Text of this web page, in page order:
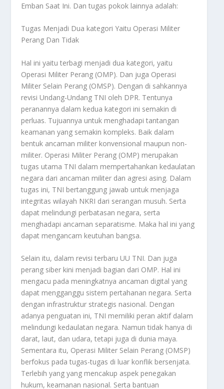
Emban Saat Ini. Dan tugas pokok lainnya adalah:
Tugas Menjadi Dua kategori Yaitu Operasi Militer
Perang Dan Tidak
Hal ini yaitu terbagi menjadi dua kategori, yaitu
Operasi Militer Perang (OMP). Dan juga Operasi
Militer Selain Perang (OMSP). Dengan di sahkannya
revisi Undang-Undang TNI oleh DPR. Tentunya
peranannya dalam kedua kategori ini semakin di
perluas. Tujuannya untuk menghadapi tantangan
keamanan yang semakin kompleks. Baik dalam
bentuk ancaman militer konvensional maupun non-
militer. Operasi Militer Perang (OMP) merupakan
tugas utama TNI dalam mempertahankan kedaulatan
negara dari ancaman militer dan agresi asing. Dalam
tugas ini, TNI bertanggung jawab untuk menjaga
integritas wilayah NKRI dari serangan musuh. Serta
dapat melindungi perbatasan negara, serta
menghadapi ancaman separatisme. Maka hal ini yang
dapat mengancam keutuhan bangsa.
Selain itu, dalam revisi terbaru UU TNI. Dan juga
perang siber kini menjadi bagian dari OMP. Hal ini
mengacu pada meningkatnya ancaman digital yang
dapat mengganggu sistem pertahanan negara. Serta
dengan infrastruktur strategis nasional. Dengan
adanya penguatan ini, TNI memiliki peran aktif dalam
melindungi kedaulatan negara. Namun tidak hanya di
darat, laut, dan udara, tetapi juga di dunia maya.
Sementara itu, Operasi Militer Selain Perang (OMSP)
berfokus pada tugas-tugas di luar konflik bersenjata.
Terlebih yang yang mencakup aspek penegakan
hukum, keamanan nasional. Serta bantuan